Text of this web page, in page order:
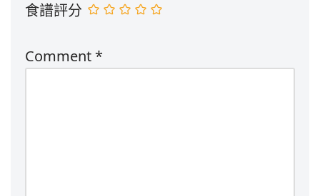
食譜評分
Comment *